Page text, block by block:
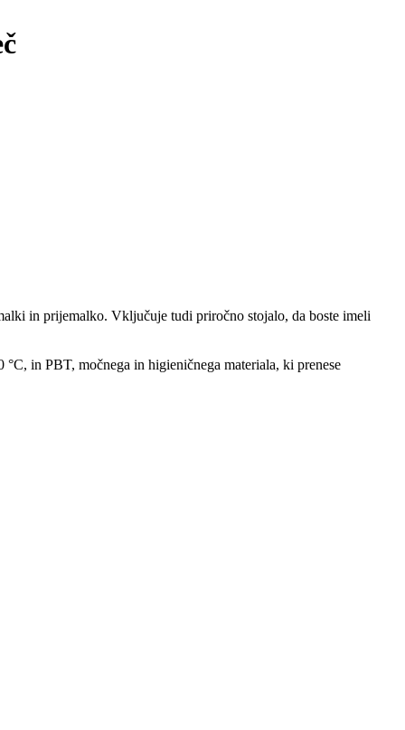
in prijemalko. Vključuje tudi priročno stojalo, da boste imeli
in PBT, močnega in higieničnega materiala, ki prenese